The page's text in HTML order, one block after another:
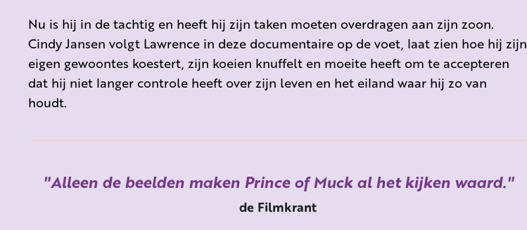
Nu is hij in de tachtig en heeft hij zijn taken moeten overdragen aan zijn zoon.
Cindy Jansen volgt Lawrence in deze documentaire op de voet, laat zien hoe hij zijn
eigen gewoontes koestert, zijn koeien knuffelt en moeite heeft om te accepteren
dat hij niet langer controle heeft over zijn leven en het eiland waar hij zo van
houdt.
Alleen de beelden maken Prince of Muck al het kijken waard.
de Filmkrant